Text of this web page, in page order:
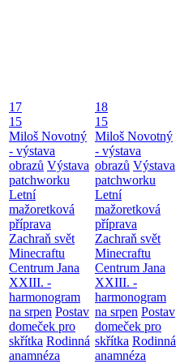
17
15
Miloš Novotný
- výstava
obrazů Výstava
patchworku
Letní
mažoretková
příprava
Zachraň svět
Minecraftu
Centrum Jana
XXIII. -
harmonogram
na srpen Postav
domeček pro
skřítka Rodinná
anamnéza
18
15
Miloš Novotný
- výstava
obrazů Výstava
patchworku
Letní
mažoretková
příprava
Zachraň svět
Minecraftu
Centrum Jana
XXIII. -
harmonogram
na srpen Postav
domeček pro
skřítka Rodinná
anamnéza